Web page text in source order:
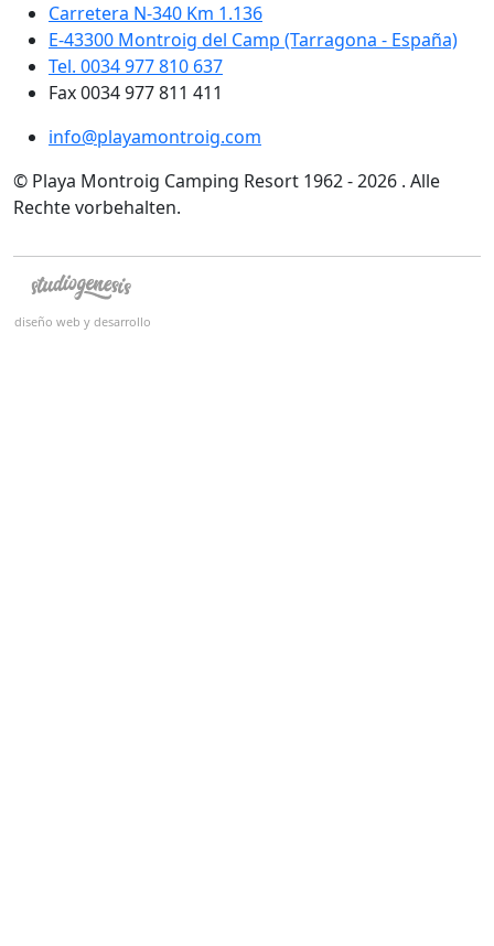
Carretera N-340 Km 1.136
E-43300 Montroig del Camp (Tarragona - España)
Tel. 0034 977 810 637
Fax 0034 977 811 411
info@playamontroig.com
© Playa Montroig Camping Resort 1962 - 2026 . Alle
Rechte vorbehalten.